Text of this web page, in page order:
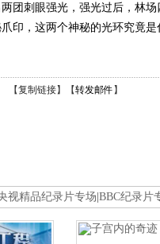
团刺眼强光，强光过后，林
印，这两个神秘的光环究竟
【复制链接】【转发邮件 】
视精品纪录片专场 BBC纪录片